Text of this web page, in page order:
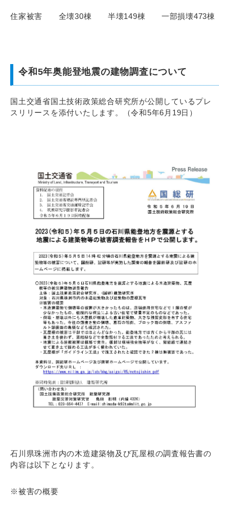
住家被害 全壊30棟 半壊149棟 一部損壊473棟
令和5年奥能登地震の建物調査について
国土交通省国土技術政策総合研究所が公開しているプレ
スリリースを添付いたします。（令和5年6月19日）
石川県珠洲市内の木造建築物及び瓦屋根の調査報告書の
内容は以下となります。
※被害の概要